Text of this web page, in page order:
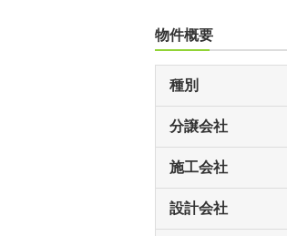
物件概要
種別
分譲会社
施工会社
設計会社